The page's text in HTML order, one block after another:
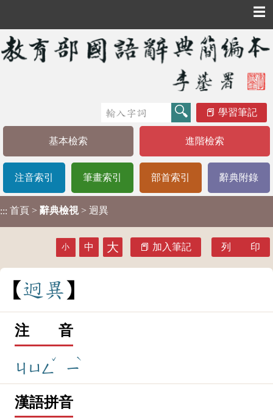
☰
學習筆記
基本檢索 進階檢索
注音索引 筆畫索引 部首索引 辭典附錄
::: 首頁 > 辭典檢視 > 迥異
小 中 大 加入筆記 列 印
迥 異
注 音
ㄐㄩㄥ
ˇ
ㄧ
ˋ
漢語拼音